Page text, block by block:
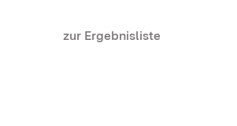
zur Ergebnisliste